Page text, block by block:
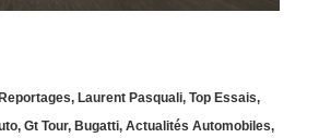
, Laurent Pasquali, Top Essais,
, Gt Tour, Bugatti, Actualités Automobiles,